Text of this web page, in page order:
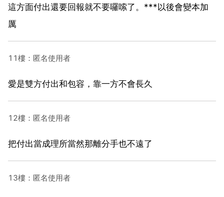
這方面付出還要回報就不要囉嗦了。***以後會變本加
厲
11樓：匿名使用者
愛是雙方付出和包容，靠一方不會長久
12樓：匿名使用者
把付出當成理所當然那離分手也不遠了
13樓：匿名使用者